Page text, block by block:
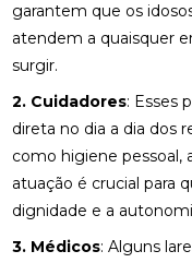
garantem que os
atendem a quaisquer
surgir.
2. Cuidadores: Esses
direta no dia a dia dos
como higiene pessoal,
atuação é crucial para
dignidade e a
3. Médicos: Alguns